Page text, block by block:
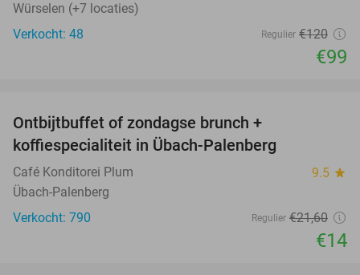
Würselen (+7 locaties)
Verkocht: 48
Regulier €120
€99
Ontbijtbuffet of zondagse brunch +
koffiespecialiteit in Übach-Palenberg
Café Konditorei Plum 9.5 star
Übach-Palenberg
Verkocht: 790
Regulier €21,60
€14